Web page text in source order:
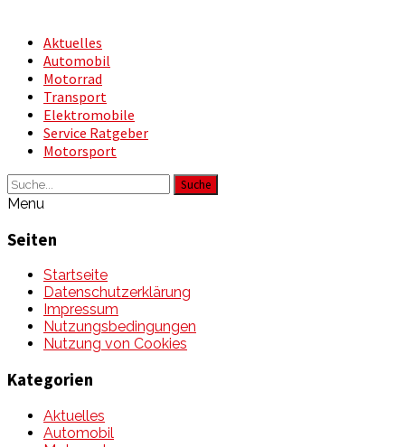
Aktuelles
Automobil
Motorrad
Transport
Elektromobile
Service Ratgeber
Motorsport
Suche
Menu
Seiten
Startseite
Datenschutzerklärung
Impressum
Nutzungsbedingungen
Nutzung von Cookies
Kategorien
Aktuelles
Automobil